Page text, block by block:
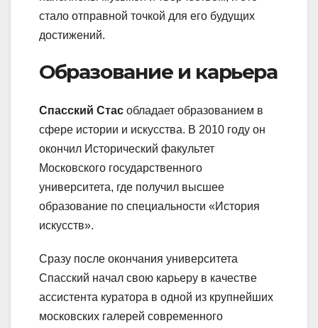
стало отправной точкой для его будущих
достижений.
Образование и карьера
Спасский Стас обладает образованием в
сфере истории и искусства. В 2010 году он
окончил Исторический факультет
Московского государственного
университета, где получил высшее
образование по специальности «История
искусств».
Сразу после окончания университета
Спасский начал свою карьеру в качестве
ассистента куратора в одной из крупнейших
московских галерей современного